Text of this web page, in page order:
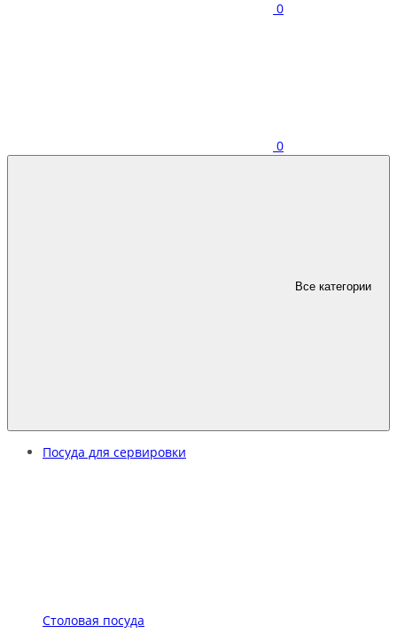
0
0
Все категории
Посуда для сервировки
Столовая посуда